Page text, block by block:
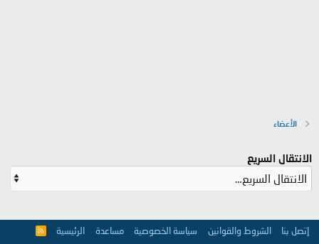
الأعضاء
الانتقال السريع
إتصل بنا الشروط والقوانين سياسة الخصوصية مساعدة الرئيسية
R